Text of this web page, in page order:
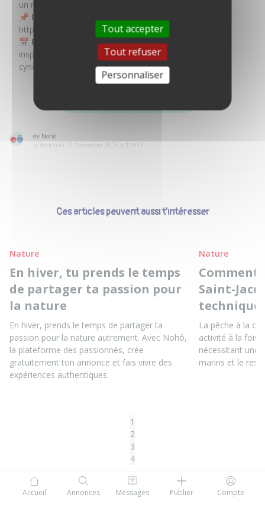
un réseau engagé.
📌 Inscription gratuite mais obligatoire
http://bit.ly/4frk9KK
📅 RDV le 25 août à 19hpour un temps d’échange
inspirant et constructif autour des nouvelles pratiques
cynégétiques, orchestré parChasseresses de France .
de Nohô
le Vendredi 21 Novembre 2025 à 11h15
Ces articles peuvent aussi t'intéresser
Nature
En hiver, tu prends le temps
de partager ta passion pour
la nature
En hiver, prends le temps de partager ta
passion pour la nature autrement. Avec Nohô,
la plateforme des passionnés, crée
gratuitement ton annonce et fais vivre des
expériences authentiques.
Nature
Comment
Saint-
La pêche à la
activité à la fois
nécessitant une
marins et le
1
2
3
4
Accueil Annonces Messages Publier Compte
Tout accepter
Tout refuser
Personnaliser